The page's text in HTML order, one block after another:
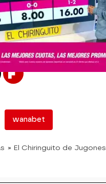
junio de 2018, 18:40
Flipboard
wanabet
» El Chiringuito de Jugones